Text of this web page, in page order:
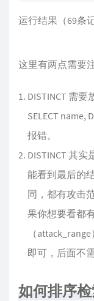
运行结果（69条
这里有两点需要
DISTINCT 需
SELECT name,
报错。
DISTINCT 其
能看到最后的
同，都有攻击
果你想要看都
（
即可，后面不
如何排序